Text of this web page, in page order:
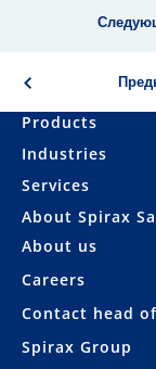
Products
Industries
Services
About Spirax
About us
Careers
Contact head
Spirax Group